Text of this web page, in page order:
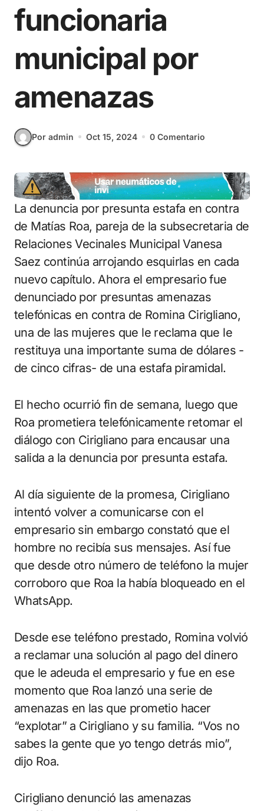
funcionaria
municipal por
amenazas
Por admin Oct 15, 2024 0 Comentario
La denuncia por presunta estafa en contra
de Matías Roa, pareja de la subsecretaria de
Relaciones Vecinales Municipal Vanesa
Saez continúa arrojando esquirlas en cada
nuevo capítulo. Ahora el empresario fue
denunciado por presuntas amenazas
telefónicas en contra de Romina Cirigliano,
una de las mujeres que le reclama que le
restituya una importante suma de dólares -
de cinco cifras- de una estafa piramidal.
El hecho ocurrió fin de semana, luego que
Roa prometiera telefónicamente retomar el
diálogo con Cirigliano para encausar una
salida a la denuncia por presunta estafa.
Al día siguiente de la promesa, Cirigliano
intentó volver a comunicarse con el
empresario sin embargo constató que el
hombre no recibía sus mensajes. Así fue
que desde otro número de teléfono la mujer
corroboro que Roa la había bloqueado en el
WhatsApp.
Desde ese teléfono prestado, Romina volvió
a reclamar una solución al pago del dinero
que le adeuda el empresario y fue en ese
momento que Roa lanzó una serie de
amenazas en las que prometio hacer
“explotar” a Cirigliano y su familia. “Vos no
sabes la gente que yo tengo detrás mio”,
dijo Roa.
Cirigliano denunció las amenazas